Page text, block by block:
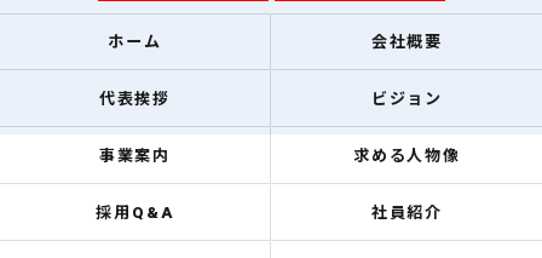
ホーム 会社概要
代表挨拶 ビジョン
事業案内 求める人物像
採用Q&A 社員紹介